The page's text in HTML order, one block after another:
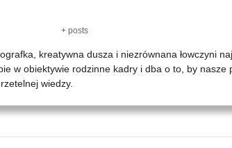
+ posts
kreatywna dusza i niezrównana łowczyni
w obiektywie rodzinne kadry i dba o to, by nasze
wiedzy.